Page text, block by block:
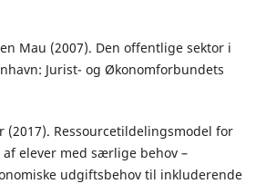
Mau (2007). Den offentlige sektor i
Jurist- og Økonomforbundets
(2017). Ressourcetildelingsmodel for
elever med særlige behov –
udgiftsbehov til inkluderende